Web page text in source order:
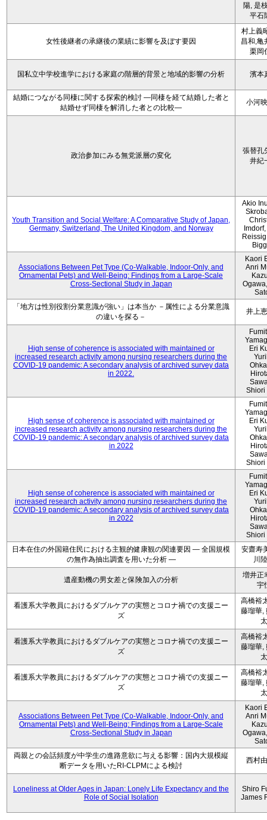
陽, 是
平石
女性後継者の承継後の業績に影響を及ぼす要因
村上義
昌和,亀
栗岡
国私立中学校進学における家庭の階層的背景と地域的影響の分析 濱本
結婚につながる同棲に関する探索的検討 ―同棲を経て結婚した者と
結婚せず同棲を解消した者との比較―
小河
政治参加にみる無党派層の変化
張替孔
井紀
Youth Transition and Social Welfare: A Comparative Study of Japan,
Germany, Switzerland, The United Kingdom, and Norway
Akio
Associations Between Pet Type (Co-Walkable, Indoor-Only, and
Ornamental Pets) and Well-Being: Findings from a Large-Scale
Cross-Sectional Study in Japan
Kaori
Anri
「地方は性別役割分業意識が強い」は本当か －属性による分業意識
の違いを探る－
井上
High sense of coherence is associated with maintained or
increased research activity among nursing researchers during the
COVID-19 pandemic: A secondary analysis of archived survey data
in 2022.
Eri
Shiori
High sense of coherence is associated with maintained or
increased research activity among nursing researchers during the
COVID-19 pandemic: A secondary analysis of archived survey data
in 2022
Eri
Shiori
High sense of coherence is associated with maintained or
increased research activity among nursing researchers during the
COVID-19 pandemic: A secondary analysis of archived survey data
in 2022
Eri
Shiori
日本在住の外国籍住民における主観的健康観の関連要因 ― 全国規模
の無作為抽出調査を用いた分析 ―
安齋寿
川
遺産動機の男女差と保険加入の分析
増井正
宇
看護系大学教員におけるダブルケアの実態とコロナ禍での支援ニー
ズ
高橋裕
藤瑠華,
太
看護系大学教員におけるダブルケアの実態とコロナ禍での支援ニー
ズ
高橋裕
藤瑠華,
太
看護系大学教員におけるダブルケアの実態とコロナ禍での支援ニー
ズ
高橋裕
藤瑠華,
太
Associations Between Pet Type (Co-Walkable, Indoor-Only, and
Ornamental Pets) and Well-Being: Findings from a Large-Scale
Cross-Sectional Study in Japan
Kaori
Anri
両親との会話頻度が中学生の進路意欲に与える影響：国内大規模縦
断データを用いたRI-CLPMによる検討
西村
Loneliness at Older Ages in Japan: Lonely Life Expectancy and the
Role of Social Isolation
Shiro
James